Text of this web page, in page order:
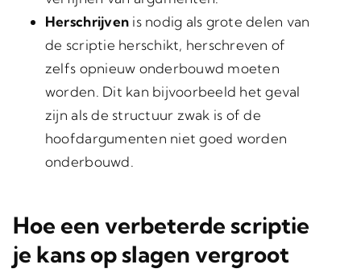
Herschrijven is nodig als grote delen van
de scriptie herschikt, herschreven of
zelfs opnieuw onderbouwd moeten
worden. Dit kan bijvoorbeeld het geval
zijn als de structuur zwak is of de
hoofdargumenten niet goed worden
onderbouwd.
Hoe een verbeterde scriptie
je kans op slagen vergroot